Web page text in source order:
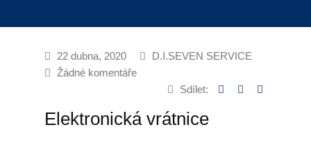
Úklid firem
Generální úklid
22 dubna, 2020
D.I.SEVEN SERVICE
Žádné komentáře
Sdílet:
Elektronická vrátnice